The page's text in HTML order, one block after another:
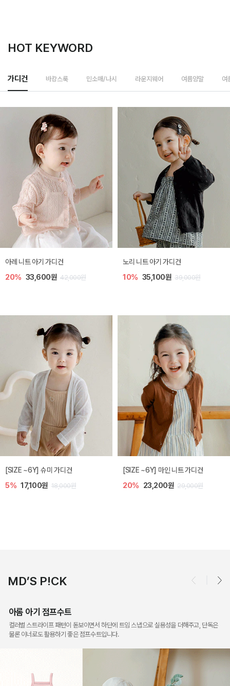
HOT KEYWORD
가디건 바캉스룩 민소매/나시 라운지웨어 여름양말 여
기 가디건
원 39,000원
마인 니트 가디건
원 29,000원
[SIZE ~6Y] 로메이 라운지 셋업
30% 18,200원 26,000원 30%
밀라 아기 점프수트
30,600원 34,000원
밀라 아기
40%
MD’S P!CK
아롬 아기 점프수트
컬러별 스트라이프 패턴이 돋보이면서 하단에 트임 스냅으로 실용성을 더해주고, 단독은
물론 이너로도 활용하기 좋은 점프수트입니다.